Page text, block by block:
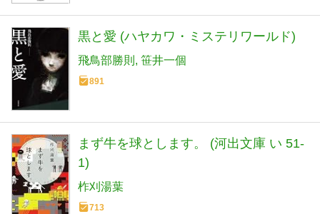
黒と愛 (ハヤカワ・ミステリワールド)
飛鳥部勝則 笹井一個
891
まず牛を球とします。 (河出文庫 い 51-
1)
柞刈湯葉
713